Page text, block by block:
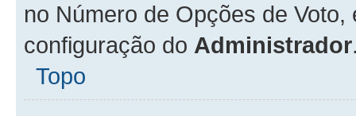
no Número de Opções de
configuração do Administrador
Topo